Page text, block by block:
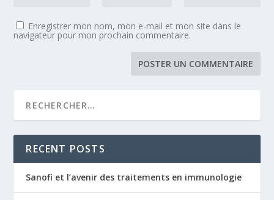
Enregistrer mon nom, mon e-mail et mon site dans le
navigateur pour mon prochain commentaire.
RECENT POSTS
Sanofi et l’avenir des traitements en immunologie